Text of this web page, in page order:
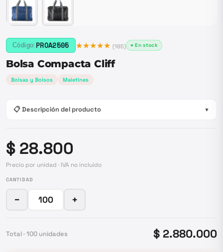
Código: PROA2505 ★★★★★ (185) ● En stock
Bolsa Compacta Cliff
Bolsas y Bolsos Maletines
📋 Descripción del producto ▼
$ 28.800
Precio por unidad · IVA no incluido
CANTIDAD
− +
Total · 100 unidades $ 2.880.000